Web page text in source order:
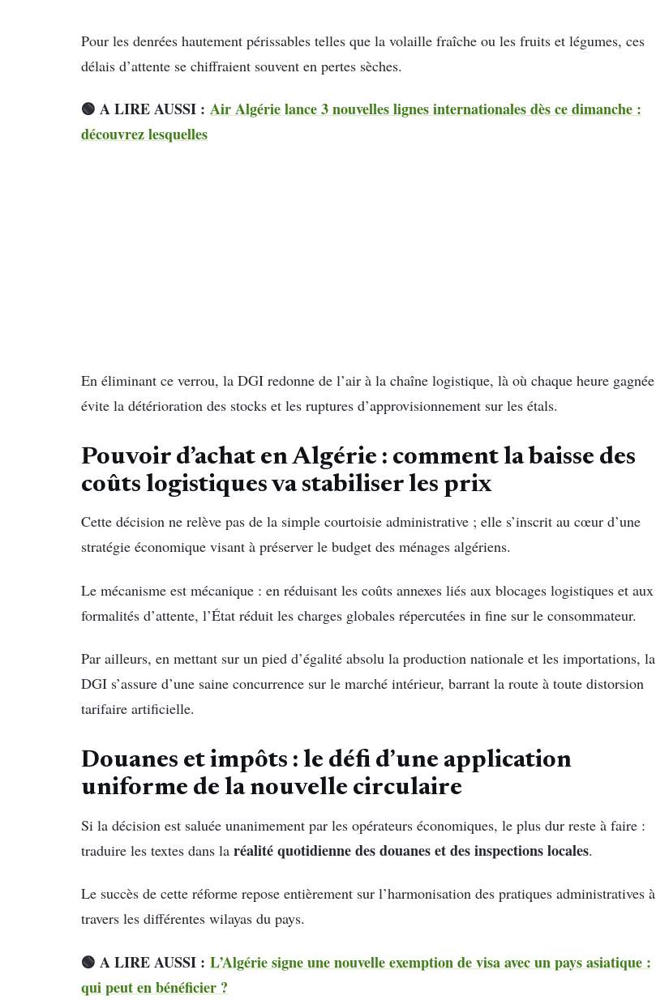
Pour les denrées hautement périssables telles que la volaille fraîche ou les fruits et légumes, ces
délais d’attente se chiffraient souvent en pertes sèches.
🟢 A LIRE AUSSI : Air Algérie lance 3 nouvelles lignes internationales dès ce dimanche :
découvrez lesquelles
En éliminant ce verrou, la DGI redonne de l’air à la chaîne logistique, là où chaque heure gagnée
évite la détérioration des stocks et les ruptures d’approvisionnement sur les étals.
Pouvoir d’achat en Algérie : comment la baisse des
coûts logistiques va stabiliser les prix
Cette décision ne relève pas de la simple courtoisie administrative ; elle s’inscrit au cœur d’une
stratégie économique visant à préserver le budget des ménages algériens.
Le mécanisme est mécanique : en réduisant les coûts annexes liés aux blocages logistiques et aux
formalités d’attente, l’État réduit les charges globales répercutées in fine sur le consommateur.
Par ailleurs, en mettant sur un pied d’égalité absolu la production nationale et les importations, la
DGI s’assure d’une saine concurrence sur le marché intérieur, barrant la route à toute distorsion
tarifaire artificielle.
Douanes et impôts : le défi d’une application
uniforme de la nouvelle circulaire
Si la décision est saluée unanimement par les opérateurs économiques, le plus dur reste à faire :
traduire les textes dans la réalité quotidienne des douanes et des inspections locales.
Le succès de cette réforme repose entièrement sur l’harmonisation des pratiques administratives à
travers les différentes wilayas du pays.
🟢 A LIRE AUSSI : L’Algérie signe une nouvelle exemption de visa avec un pays asiatique :
qui peut en bénéficier ?